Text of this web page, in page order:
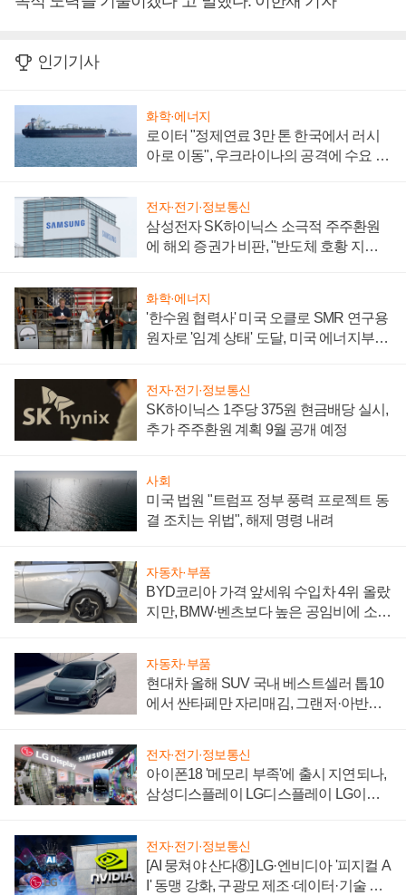
인기기사
화학·에너지
로이터 "정제연료 3만 톤 한국에서 러시
아로 이동", 우크라이나의 공격에 수요 늘
전자·전기·정보통신
삼성전자 SK하이닉스 소극적 주주환원
에 해외 증권가 비판, "반도체 호황 지속
화학·에너지
'한수원 협력사' 미국 오클로 SMR 연구용
원자로 '임계 상태' 도달, 미국 에너지부
전자·전기·정보통신
SK하이닉스 1주당 375원 현금배당 실시,
추가 주주환원 계획 9월 공개 예정
사회
미국 법원 "트럼프 정부 풍력 프로젝트 동
결 조치는 위법", 해제 명령 내려
자동차·부품
BYD코리아 가격 앞세워 수입차 4위 올랐
지만, BMW·벤츠보다 높은 공임비에 소비
자동차·부품
현대차 올해 SUV 국내 베스트셀러 톱10
에서 싼타페만 자리매김, 그랜저·아반떼
전자·전기·정보통신
아이폰18 '메모리 부족'에 출시 지연되나,
삼성디스플레이 LG디스플레이 LG이노
전자·전기·정보통신
[AI 뭉쳐야 산다⑧] LG·엔비디아 '피지컬 A
I' 동맹 강화, 구광모 제조·데이터·기술 결